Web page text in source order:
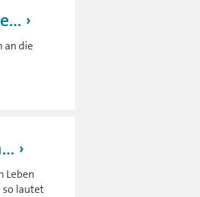
an die
Leben
so lautet